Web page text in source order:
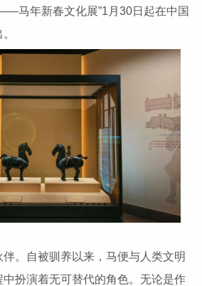
马年新春文化展”1月30日起在中国
。自被驯养以来，马便与人类文明
扮演着无可替代的角色。无论是作